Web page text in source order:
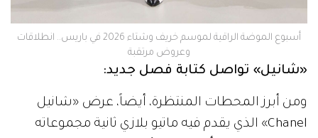
‫أسبوع الموضة الراقية لموسم خريف وشتاء 2026 في باريس.. انطلاقات
وعروض مرتقبة
«شانيل» تواصل كتابة فصل جديد:
ومن أبرز المحطات المنتظرة، أيضاً، عرض «شانيل
Chanel» الذي يقدم فيه ماتيو بلازي ثانية مجموعاته